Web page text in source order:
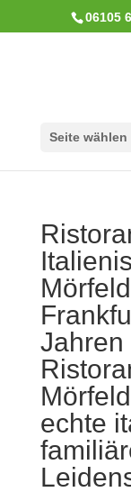
06105
Seite wählen
Jahren
echte